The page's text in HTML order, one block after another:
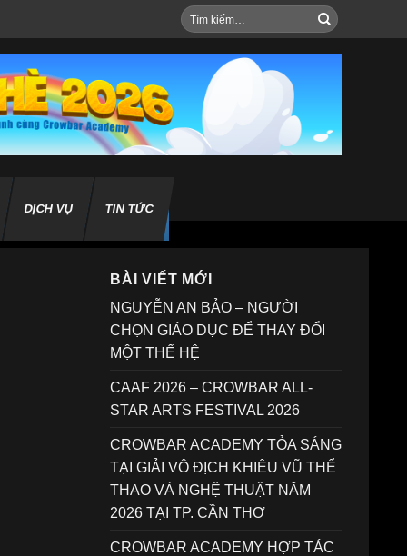
Tìm
kiếm:
DỊCH VỤ TIN TỨC
BÀI VIẾT MỚI
NGUYỄN AN BẢO – NGƯỜI
CHỌN GIÁO DỤC ĐỂ THAY ĐỔI
MỘT THẾ HỆ
CAAF 2026 – CROWBAR ALL-
STAR ARTS FESTIVAL 2026
CROWBAR ACADEMY TỎA SÁNG
TẠI GIẢI VÔ ĐỊCH KHIÊU VŨ THỂ
THAO VÀ NGHỆ THUẬT NĂM
2026 TẠI TP. CẦN THƠ
CROWBAR ACADEMY HỢP TÁC